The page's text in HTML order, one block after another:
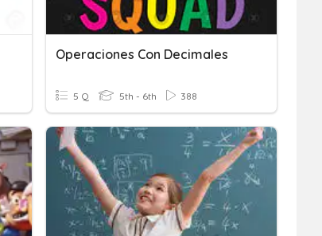
Operaciones Con Decimales
5 Q 5th - 6th 388